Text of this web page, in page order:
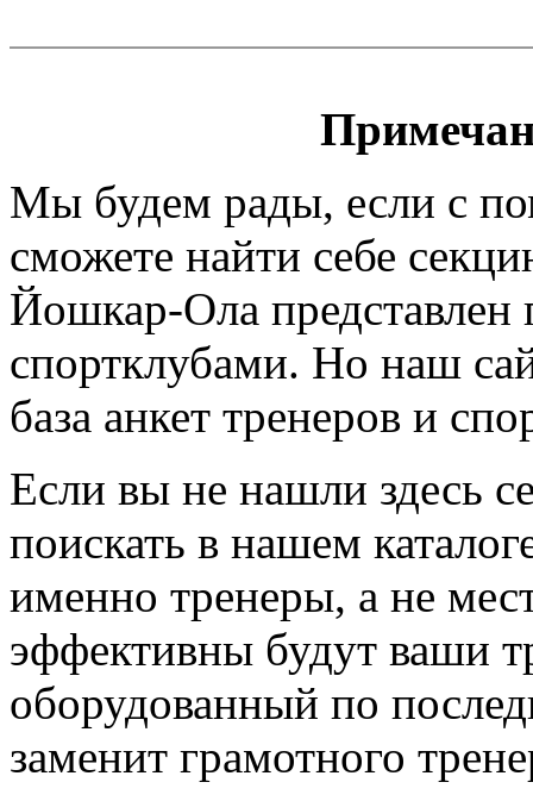
Мы будем рады, если с
сможете найти себе
Йошкар-Ола представлен
спортклубами. Но наш
база анкет тренеров и
Если вы не нашли здесь
поискать в нашем
именно тренеры, а не
эффективны будут ваши
оборудованный по
заменит грамотного